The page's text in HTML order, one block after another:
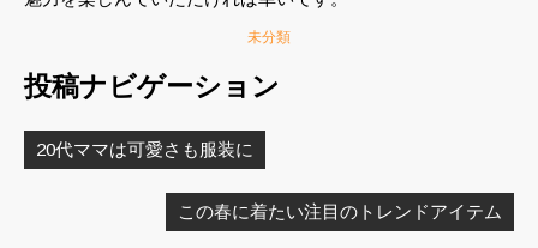
未分類
投稿ナビゲーション
20代ママは可愛さも服装に
この春に着たい注目のトレンドアイテム